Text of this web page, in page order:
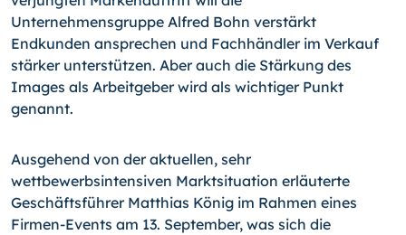
Unternehmensgruppe Alfred Bohn verstärkt
Endkunden ansprechen und Fachhändler im Verkauf
stärker unterstützen. Aber auch die Stärkung des
Images als Arbeitgeber wird als wichtiger Punkt
genannt.
Ausgehend von der aktuellen, sehr
wettbewerbsintensiven Marktsituation erläuterte
Geschäftsführer Matthias König im Rahmen eines
Firmen-Events am 13. September, was sich die